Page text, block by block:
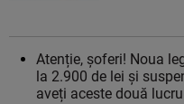
Atenție, șoferi! Noua
la 2.900 de lei și
aveți aceste două